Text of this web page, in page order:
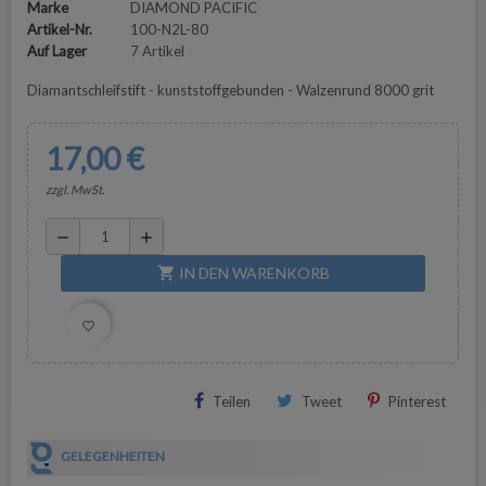
Marke
DIAMOND PACIFIC
Artikel-Nr.
100-N2L-80
Auf Lager
7 Artikel
Diamantschleifstift - kunststoffgebunden - Walzenrund 8000 grit
17,00 €
zzgl. MwSt.
remove add
shopping_cart IN DEN WARENKORB
favorite_border
Teilen Tweet Pinterest
GELEGENHEITEN